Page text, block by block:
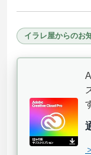
イラレ屋からのお